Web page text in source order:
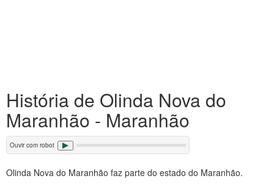
História de Olinda Nova do
Maranhão - Maranhão
Ouvir com robot
Olinda Nova do Maranhão faz parte do estado do Maranhão.